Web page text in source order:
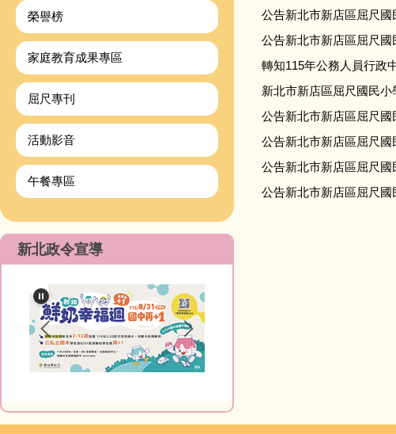
榮譽榜
家庭教育成果專區
屈尺專刊
活動影音
午餐專區
新北政令宣導
公告新北市新店區屈尺
公告新北市新店區屈尺
轉知115年公務人員行政
新北市新店區屈尺國民
公告新北市新店區屈尺
公告新北市新店區屈尺
公告新北市新店區屈尺
公告新北市新店區屈尺